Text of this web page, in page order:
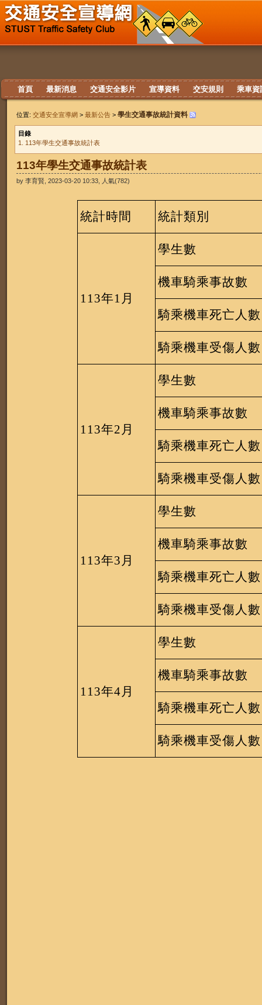
首頁 最新消息 交通安全影片 宣導資料 交安規則 乘車資
位置: 交通安全宣導網 > 最新公告 > 學生交通事故統計資料
目錄
1. 113年學生交通事故統計表
113年學生交通事故統計表
by 李育賢, 2023-03-20 10:33, 人氣(782)
統計時間 統計類別
113年1 月
學生數
機車騎乘事故數
騎乘機車死亡人數
騎乘機車受傷人數
113年2 月
學生數
機車騎乘事故數
騎乘機車死亡人數
騎乘機車受傷人數
113年3 月
學生數
機車騎乘事故數
騎乘機車死亡人數
騎乘機車受傷人數
113年4月
學生數
機車騎乘事故數
騎乘機車死亡人數
騎乘機車受傷人數